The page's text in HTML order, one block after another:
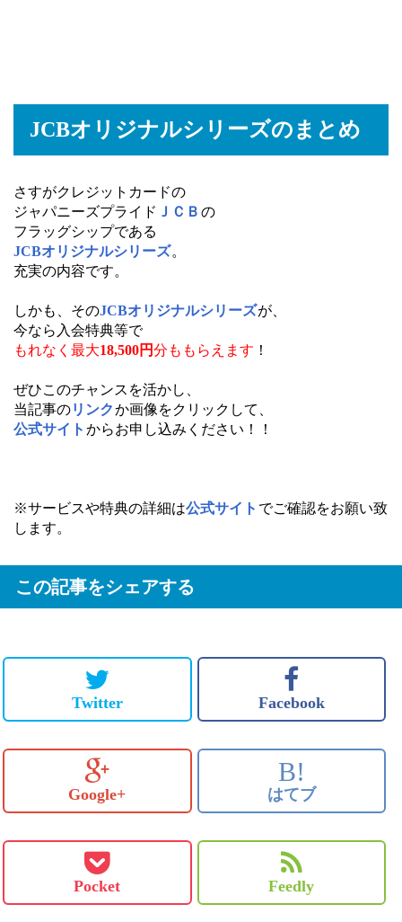
JCBオリジナルシリーズのまとめ
さすがクレジットカードの
ジャパニーズプライド ＪＣＢ の
フラッグシップである
JCBオリジナルシリーズ。
充実の内容です。
しかも、そのJCBオリジナルシリーズが、
今なら入会特典等で
もれなく最大18,500円分ももらえます ！
ぜひこのチャンスを活かし、
当記事のリンクか画像をクリックして、
公式サイト からお申し込みください！！
※サービスや特典の詳細は公式サイト でご確認をお願い致
します。
この記事をシェアする
Twitter Facebook
Google+
B!
はてブ
Pocket Feedly